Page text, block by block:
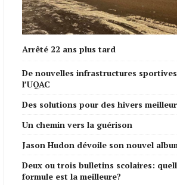
Arrêté 22 ans plus tard
De nouvelles infrastructures
l’UQAC
Des solutions pour des hivers
Un chemin vers la guérison
Jason Hudon dévoile son nouvel
Deux ou trois bulletins scolaires:
formule est la meilleure?